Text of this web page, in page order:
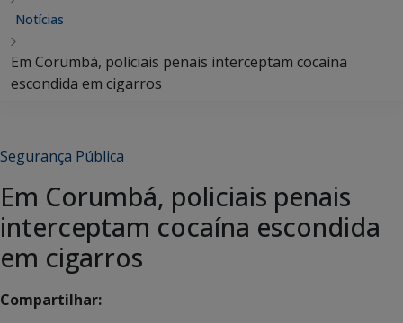
Notícias
Em Corumbá, policiais penais interceptam cocaína
escondida em cigarros
Segurança Pública
Em Corumbá, policiais penais
interceptam cocaína escondida
em cigarros
Compartilhar: